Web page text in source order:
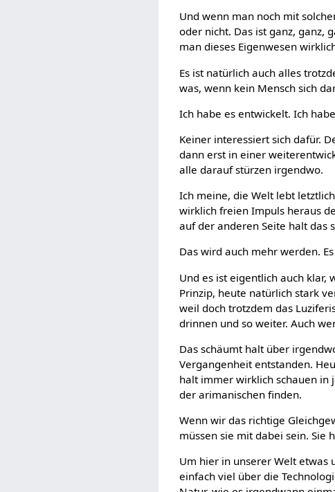
Und wenn man noch mit
oder nicht. Das ist ganz, ganz,
man dieses Eigenwesen
Es ist natürlich auch alles
was, wenn kein Mensch sich
Ich habe es entwickelt. Ich
Keiner interessiert sich dafür.
dann erst in einer
alle darauf stürzen irgendwo.
Ich meine, die Welt lebt
wirklich freien Impuls heraus
auf der anderen Seite halt das
Das wird auch mehr werden.
Und es ist eigentlich auch klar,
Prinzip, heute natürlich stark
weil doch trotzdem das
drinnen und so weiter. Auch
Das schäumt halt über
Vergangenheit entstanden.
halt immer wirklich schauen in
der arimanischen finden.
Wenn wir das richtige
müssen sie mit dabei sein. Sie
Um hier in unserer Welt etwas
einfach viel über die